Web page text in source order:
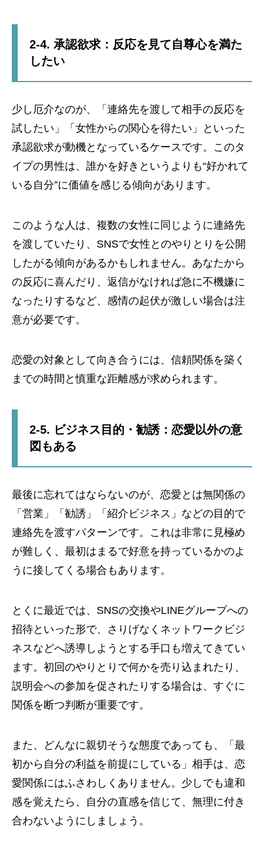
2-4. 承認欲求：反応を見て自尊心を満た
したい
少し厄介なのが、「連絡先を渡して相手の反応を
試したい」「女性からの関心を得たい」といった
承認欲求が動機となっているケースです。このタ
イプの男性は、誰かを好きというよりも“好かれて
いる自分”に価値を感じる傾向があります。
このような人は、複数の女性に同じように連絡先
を渡していたり、SNSで女性とのやりとりを公開
したがる傾向があるかもしれません。あなたから
の反応に喜んだり、返信がなければ急に不機嫌に
なったりするなど、感情の起伏が激しい場合は注
意が必要です。
恋愛の対象として向き合うには、信頼関係を築く
までの時間と慎重な距離感が求められます。
2-5. ビジネス目的・勧誘：恋愛以外の意
図もある
最後に忘れてはならないのが、恋愛とは無関係の
「営業」「勧誘」「紹介ビジネス」などの目的で
連絡先を渡すパターンです。これは非常に見極め
が難しく、最初はまるで好意を持っているかのよ
うに接してくる場合もあります。
とくに最近では、SNSの交換やLINEグループへの
招待といった形で、さりげなくネットワークビジ
ネスなどへ誘導しようとする手口も増えてきてい
ます。初回のやりとりで何かを売り込まれたり、
説明会への参加を促されたりする場合は、すぐに
関係を断つ判断が重要です。
また、どんなに親切そうな態度であっても、「最
初から自分の利益を前提にしている」相手は、恋
愛関係にはふさわしくありません。少しでも違和
感を覚えたら、自分の直感を信じて、無理に付き
合わないようにしましょう。